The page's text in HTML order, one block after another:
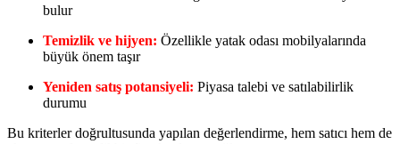
bulur
Temizlik ve hijyen: Özellikle yatak odası mobilyalarında
büyük önem taşır
Yeniden satış potansiyeli: Piyasa talebi ve satılabilirlik
durumu
Bu kriterler doğrultusunda yapılan değerlendirme, hem satıcı hem de